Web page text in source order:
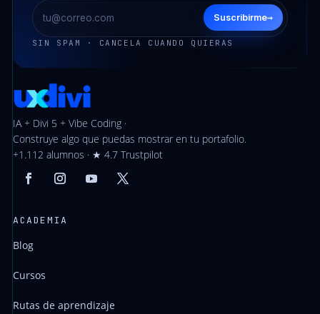
Suscribirme→
SIN SPAM · CANCELA CUANDO QUIERAS
IA + Divi 5 + Vibe Coding ·
Construye algo que puedas mostrar en tu portafolio.
+1.112 alumnos · ★ 4.7 Trustpilot
ACADEMIA
Blog
Cursos
Rutas de aprendizaje